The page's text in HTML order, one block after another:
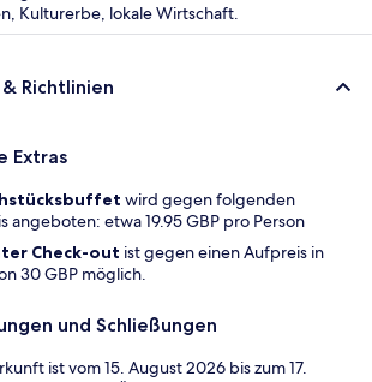
Kulturerbe, lokale Wirtschaft.
Richtlinien
Extras
wird gegen folgenden
angeboten: etwa 19.95 GBP pro Person
Check-out ist gegen einen Aufpreis in
30 GBP möglich.
und Schließungen
ist vom 15. August 2026 bis zum 17.